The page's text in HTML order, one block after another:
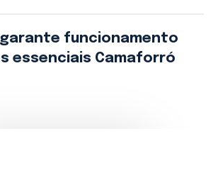
funcionamento
essenciais Camaforró